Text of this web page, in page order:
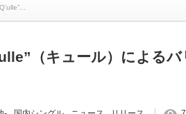
（キュール）による